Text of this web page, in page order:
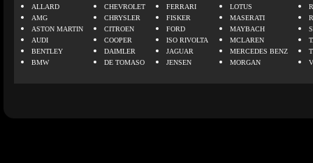
ALLARD
AMG
ASTON MARTIN
AUDI
BENTLEY
BMW
CHEVROLET
CHRYSLER
CITROEN
COOPER
DAIMLER
DE TOMASO
FERRARI
FISKER
FORD
ISO RIVOLTA
JAGUAR
JENSEN
LOTUS
MASERATI
MAYBACH
MCLAREN
MERCEDES BENZ
MORGAN